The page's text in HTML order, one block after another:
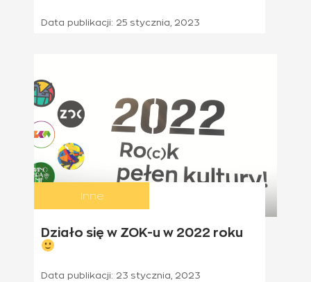
Data publikacji: 25 stycznia, 2023
Inne
Działo się w ZOK-u w 2022 roku
Data publikacji: 23 stycznia, 2023